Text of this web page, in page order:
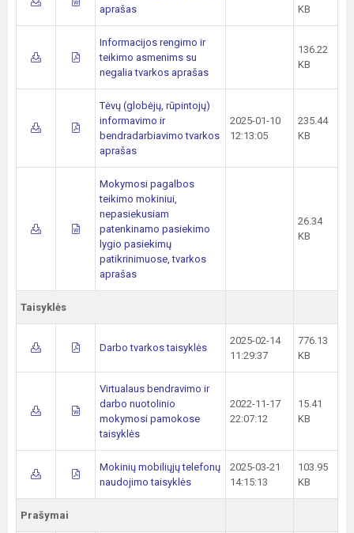
aprašas
KB
Informacijos rengimo ir
teikimo asmenims su
negalia tvarkos aprašas
136.22
KB
Tėvų (globėjų, rūpintojų)
informavimo ir
bendradarbiavimo tvarkos
aprašas
2025-01-10
12:13:05
235.44
KB
Mokymosi pagalbos
teikimo mokiniui,
nepasiekusiam
patenkinamo pasiekimo
lygio pasiekimų
patikrinimuose, tvarkos
aprašas
26.34
KB
Taisyklės
Darbo tvarkos taisyklės
2025-02-14
11:29:37
776.13
KB
Virtualaus bendravimo ir
darbo nuotolinio
mokymosi pamokose
taisyklės
2022-11-17
22:07:12
15.41
KB
Mokinių mobiliųjų telefonų
naudojimo taisyklės
2025-03-21
14:15:13
103.95
KB
Prašymai